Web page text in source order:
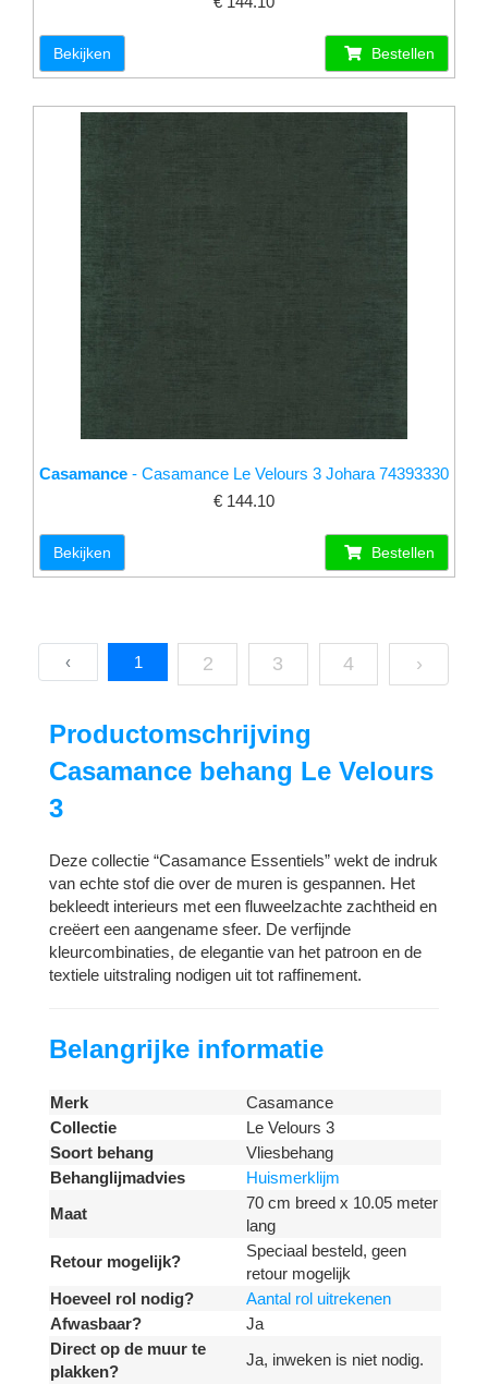
Bekijken Bestellen
Casamance - Casamance Le Velours 3 Johara 74393330
€ 144.10
Bekijken Bestellen
‹ 1 2 3 4 ›
Productomschrijving
Casamance behang Le Velours
3
Deze collectie “Casamance Essentiels” wekt de indruk
van echte stof die over de muren is gespannen. Het
bekleedt interieurs met een fluweelzachte zachtheid en
creëert een aangename sfeer. De verfijnde
kleurcombinaties, de elegantie van het patroon en de
textiele uitstraling nodigen uit tot raffinement.
Belangrijke informatie
Merk
Casamance
Collectie
Le Velours 3
Soort behang
Vliesbehang
Behanglijmadvies
Huismerklijm
Maat
70 cm breed x 10.05 meter
lang
Retour mogelijk?
Speciaal besteld, geen
retour mogelijk
Hoeveel rol nodig?
Aantal rol uitrekenen
Afwasbaar?
Ja
Direct op de muur te
plakken?
Ja, inweken is niet nodig.